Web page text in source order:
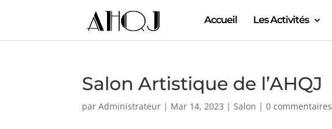
Accueil Les Activités
Salon Artistique de l’AHQJ
parAdministrateur | Mar 14, 2023 |Salon |0 commentaires